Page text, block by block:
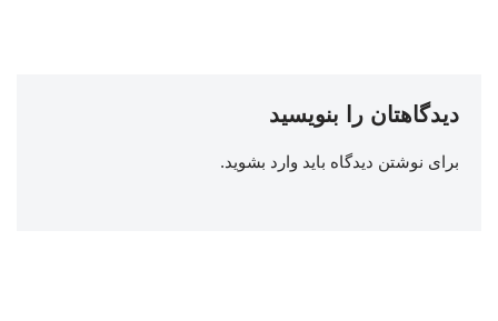
دیدگاهتان را بنویسید
برای نوشتن دیدگاه باید وارد بشوید.